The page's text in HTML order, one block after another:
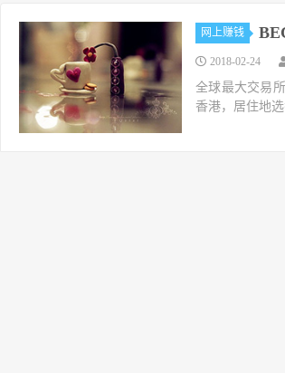
网上赚钱
2018-02-24
全球最大交易
香港，居住地